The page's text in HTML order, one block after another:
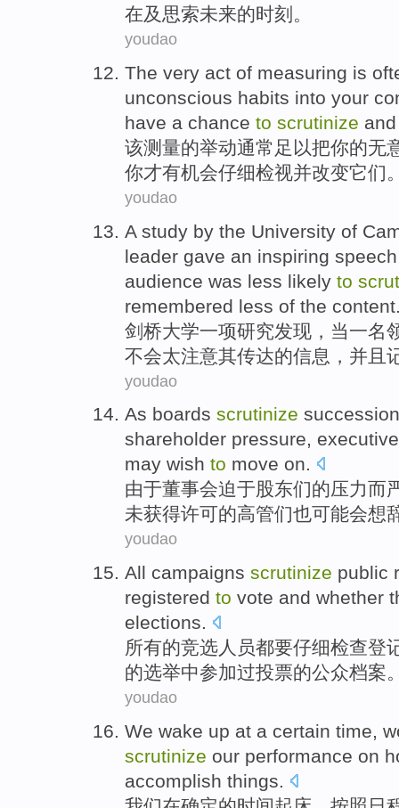
在及 思索未来的时刻 。
youdao
The very act of measuring is
unconscious habits into your
have a chance to scrutinize and
该测量的举动通常 足以把你的无
你才有机会仔细检视并改变它们
youdao
A study by the University of
leader gave an inspiring speech
audience was less likely to
remembered less of the content
剑桥大学一项研究发现 ， 当一名
不会太注意其传达的信息 ， 并且
youdao
As boards scrutinize succession
shareholder pressure,
may wish to move on.
由于董事会迫于股东们的压力而
未获得许可的高管们也可能会想
youdao
All campaigns scrutinize public
registered to vote and whether
elections.
所有的竞选人员都要仔细检查登
的选举中参加过投票的公众档案
youdao
We wake up at a certain time,
scrutinize our performance on
accomplish things.